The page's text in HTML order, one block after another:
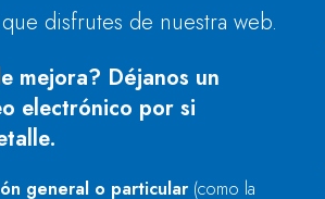
disfrutes de nuestra web.
mejora? Déjanos un
electrónico por si
general o particular (como la